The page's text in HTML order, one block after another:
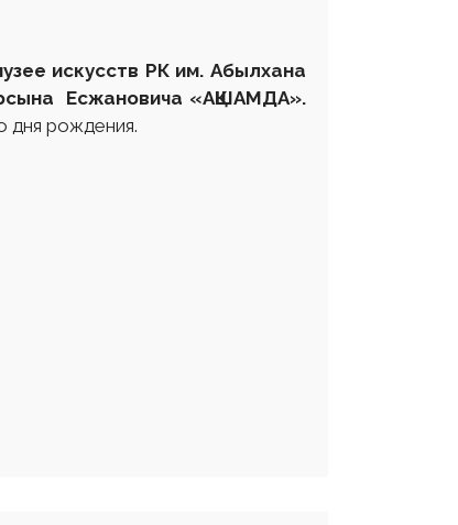
искусств РК им. Абылхана
Есжановича «АҚШАМДА».
дня рождения.